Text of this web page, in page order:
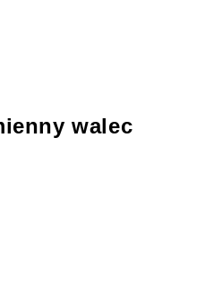
walec